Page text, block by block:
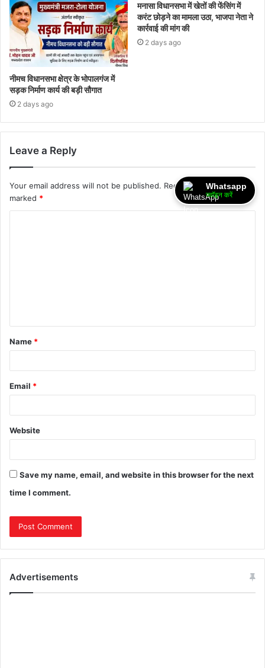
नीमच विधानसभा क्षेत्र के भोपालगंज में
सड़क निर्माण कार्य की बड़ी सौगात
2 days ago
मनासा विधानसभा में खेतों की फेंसिंग में
करंट छोड़ने का मामला उठा, भाजपा नेता ने
कार्रवाई की मांग की
2 days ago
Leave a Reply
Your email address will not be published. Required fields are
marked *
Name *
Email *
Website
Save my name, email, and website in this browser for the next
time I comment.
Advertisements
Whatsapp
ज्वॉइन करें